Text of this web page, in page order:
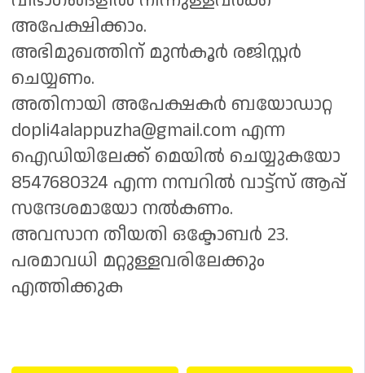
അപേക്ഷിക്കാം.
അഭിമുഖത്തിന് മുൻകൂർ രജിസ്റ്റർ
ചെയ്യണം.
അതിനായി അപേക്ഷകർ ബയോഡാറ്റ
dopli4alappuzha@gmail.com എന്ന
ഐഡിയിലേക്ക് മെയിൽ ചെയ്യുകയോ
8547680324 എന്ന നമ്പറിൽ വാട്ട്സ് ആപ്പ്
സന്ദേശമായോ നൽകണം.
അവസാന തീയതി ഒക്ടോബർ 23.
പരമാവധി മറ്റുള്ളവരിലേക്കും
എത്തിക്കുക